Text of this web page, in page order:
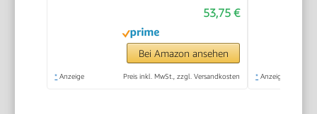
Kapselboden, für alle
Herdarten,
Edelstahl/Schwarz/Grün,
53,75 €
Bei Amazon ansehen
* Anzeige Preis inkl. MwSt., zzgl. Versandkosten * Anzeige